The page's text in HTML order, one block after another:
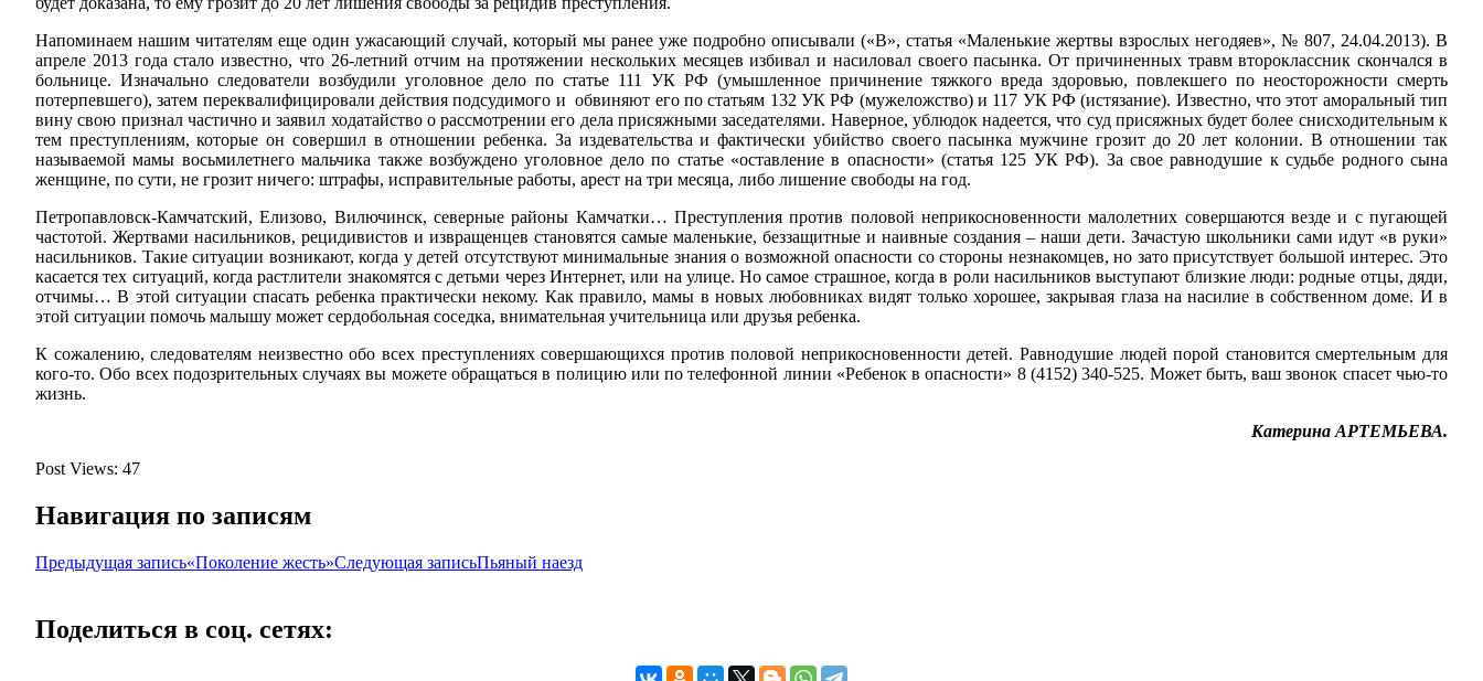
Напоминаем нашим читателям еще один ужасающий случай, который мы ранее уже подробно описывали («В», статья «Маленькие жертвы взрослых негодяев», № 807, 24.04.2013). В
апреле 2013 года стало известно, что 26-летний отчим на протяжении нескольких месяцев избивал и насиловал своего пасынка. От причиненных травм второклассник скончался в
больнице. Изначально следователи возбудили уголовное дело по статье 111 УК РФ (умышленное причинение тяжкого вреда здоровью, повлекшего по неосторожности смерть
потерпевшего), затем переквалифицировали действия подсудимого и обвиняют его по статьям 132 УК РФ (мужеложство) и 117 УК РФ (истязание). Известно, что этот аморальный тип
вину свою признал частично и заявил ходатайство о рассмотрении его дела присяжными заседателями. Наверное, ублюдок надеется, что суд присяжных будет более снисходительным к
тем преступлениям, которые он совершил в отношении ребенка. За издевательства и фактически убийство своего пасынка мужчине грозит до 20 лет колонии. В отношении так
называемой мамы восьмилетнего мальчика также возбуждено уголовное дело по статье «оставление в опасности» (статья 125 УК РФ). За свое равнодушие к судьбе родного сына
женщине, по сути, не грозит ничего: штрафы, исправительные работы, арест на три месяца, либо лишение свободы на год.
Петропавловск-Камчатский, Елизово, Вилючинск, северные районы Камчатки… Преступления против половой неприкосновенности малолетних совершаются везде и с пугающей
частотой. Жертвами насильников, рецидивистов и извращенцев становятся самые маленькие, беззащитные и наивные создания – наши дети. Зачастую школьники сами идут «в руки»
насильников. Такие ситуации возникают, когда у детей отсутствуют минимальные знания о возможной опасности со стороны незнакомцев, но зато присутствует большой интерес. Это
касается тех ситуаций, когда растлители знакомятся с детьми через Интернет, или на улице. Но самое страшное, когда в роли насильников выступают близкие люди: родные отцы, дяди,
отчимы… В этой ситуации спасать ребенка практически некому. Как правило, мамы в новых любовниках видят только хорошее, закрывая глаза на насилие в собственном доме. И в
этой ситуации помочь малышу может сердобольная соседка, внимательная учительница или друзья ребенка.
К сожалению, следователям неизвестно обо всех преступлениях совершающихся против половой неприкосновенности детей. Равнодушие людей порой становится смертельным для
кого-то. Обо всех подозрительных случаях вы можете обращаться в полицию или по телефонной линии «Ребенок в опасности» 8 (4152) 340-525. Может быть, ваш звонок спасет чью-то
жизнь.
Катерина АРТЕМЬЕВА.
Post Views: 47
Навигация по записям
Предыдущая запись«Поколение жесть»Следующая записьПьяный наезд
Поделиться в соц. сетях: